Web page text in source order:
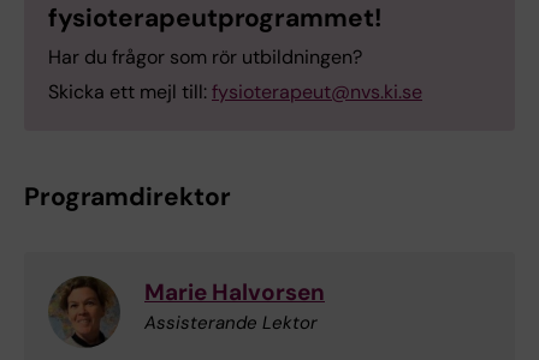
fysioterapeutprogrammet!
Har du frågor som rör utbildningen?
Skicka ett mejl till:fysioterapeut@nvs.ki.se
Programdirektor
Marie Halvorsen
Assisterande Lektor